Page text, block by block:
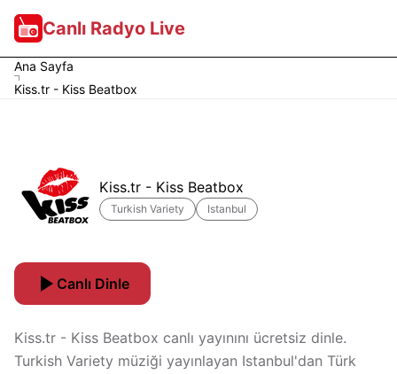
Canlı Radyo Live
Ana Sayfa
Kiss.tr - Kiss Beatbox
Kiss.tr - Kiss Beatbox
Turkish Variety Istanbul
Canlı Dinle
Kiss.tr - Kiss Beatbox canlı yayınını ücretsiz dinle.
Turkish Variety müziği yayınlayan Istanbul'dan Türk